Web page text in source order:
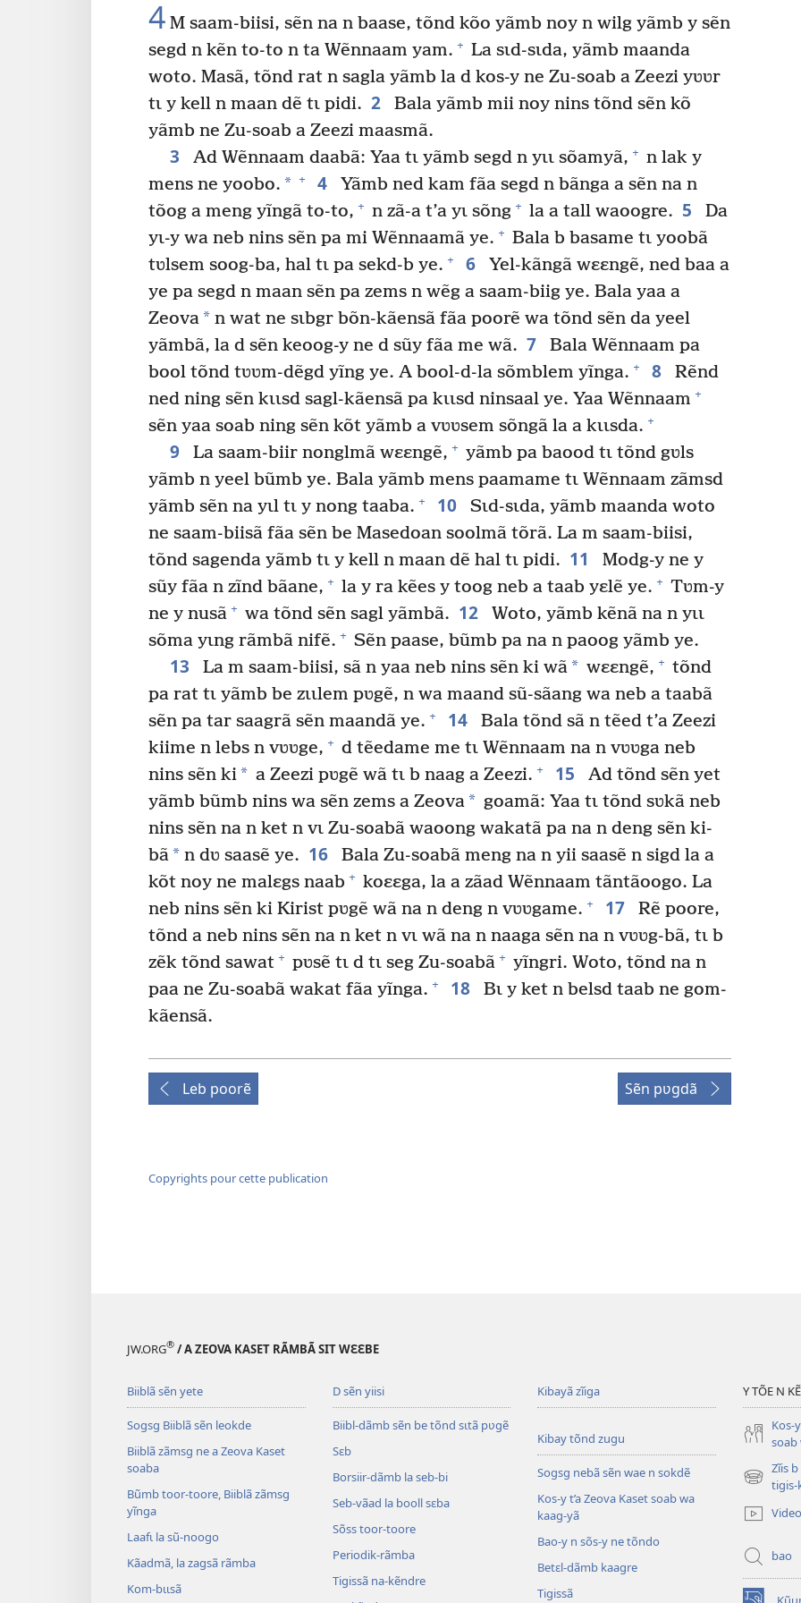
4 M saam-biisi, sẽn na n baase, tõnd kõo yãmb noy n wilg yãmb y sẽn
segd n kẽn to-to n ta Wẽnnaam yam. + La sɩd-sɩda, yãmb maanda
woto. Masã, tõnd rat n sagla yãmb la d kos-y ne Zu-soab a Zeezi yʋʋr
tɩ y kell n maan dẽ tɩ pidi. 2
Bala yãmb mii noy nins tõnd sẽn kõ
yãmb ne Zu-soab a Zeezi maasmã.
3 Ad Wẽnnaam daabã: Yaa tɩ yãmb segd n yɩɩ sõamyã, + n lak y
mens ne yoobo. * + 4
Yãmb ned kam fãa segd n bãnga a sẽn na n
tõog a meng yĩngã to-to, + n zã-a t’a yɩ sõng + la a tall waoogre. 5
Da
yɩ-y wa neb nins sẽn pa mi Wẽnnaamã ye. + Bala b basame tɩ yoobã
tʋlsem soog-ba, hal tɩ pa sekd-b ye. + 6
Yel-kãngã wɛɛngẽ, ned baa a
ye pa segd n maan sẽn pa zems n wẽg a saam-biig ye. Bala yaa a
Zeova* n wat ne sɩbgr bõn-kãensã fãa poorẽ wa tõnd sẽn da yeel
yãmbã, la d sẽn keoog-y ne d sũy fãa me wã. 7
Bala Wẽnnaam pa
bool tõnd tʋʋm-dẽgd yĩng ye. A bool-d-la sõmblem yĩnga. + 8
Rẽnd
ned ning sẽn kɩɩsd sagl-kãensã pa kɩɩsd ninsaal ye. Yaa Wẽnnaam +
sẽn yaa soab ning sẽn kõt yãmb a vʋʋsem sõngã la a kɩɩsda. +
9 La saam-biir nonglmã wɛɛngẽ, + yãmb pa baood tɩ tõnd gʋls
yãmb n yeel bũmb ye. Bala yãmb mens paamame tɩ Wẽnnaam zãmsd
yãmb sẽn na yɩl tɩ y nong taaba. + 10
Sɩd-sɩda, yãmb maanda woto
ne saam-biisã fãa sẽn be Masedoan soolmã tõrã. La m saam-biisi,
tõnd sagenda yãmb tɩ y kell n maan dẽ hal tɩ pidi. 11
Modg-y ne y
sũy fãa n zĩnd bãane, + la y ra kẽes y toog neb a taab yɛlẽ ye. + Tʋm-y
ne y nusã + wa tõnd sẽn sagl yãmbã. 12
Woto, yãmb kẽnã na n yɩɩ
sõma yɩng rãmbã nifẽ. + Sẽn paase, bũmb pa na n paoog yãmb ye.
13 La m saam-biisi, sã n yaa neb nins sẽn ki wã* wɛɛngẽ, + tõnd
pa rat tɩ yãmb be zɩɩlem pʋgẽ, n wa maand sũ-sãang wa neb a taabã
sẽn pa tar saagrã sẽn maandã ye. + 14
Bala tõnd sã n tẽed t’a Zeezi
kiime n lebs n vʋʋge, + d tẽedame me tɩ Wẽnnaam na n vʋʋga neb
nins sẽn ki* a Zeezi pʋgẽ wã tɩ b naag a Zeezi. + 15
Ad tõnd sẽn yet
yãmb bũmb nins wa sẽn zems a Zeova* goamã: Yaa tɩ tõnd sʋkã neb
nins sẽn na n ket n vɩ Zu-soabã waoong wakatã pa na n deng sẽn ki-
bã* n dʋ saasẽ ye. 16
Bala Zu-soabã meng na n yii saasẽ n sigd la a
kõt noy ne malɛgs naab + koɛɛga, la a zãad Wẽnnaam tãntãoogo. La
neb nins sẽn ki Kirist pʋgẽ wã na n deng n vʋʋgame. + 17
Rẽ poore,
tõnd a neb nins sẽn na n ket n vɩ wã na n naaga sẽn na n vʋʋg-bã, tɩ b
zẽk tõnd sawat + pʋsẽ tɩ d tɩ seg Zu-soabã + yĩngri. Woto, tõnd na n
paa ne Zu-soabã wakat fãa yĩnga. + 18
Bɩ y ket n belsd taab ne gom-
kãensã.
Leb poorẽ Sẽn pʋgdã
Copyrights pour cette publication
JW.ORG® / A ZEOVA KASET RÃMBÃ SIT WƐƐBE
Biiblã sẽn yete
Sogsg Biiblã sẽn leokde
Biiblã zãmsg ne a Zeova Kaset
soaba
Bũmb toor-toore, Biiblã zãmsg
yĩnga
Laafɩ la sũ-noogo
Kãadmã, la zagsã rãmba
Kom-bɩɩsã
D sẽn yiisi
Biibl-dãmb sẽn be tõnd sɩtã pʋgẽ
Sɛb
Borsiir-dãmb la seb-bi
Seb-vãad la booll sɛba
Sõss toor-toore
Periodik-rãmba
Tigissã na-kẽndre
Kibayã zĩiga
Kibay tõnd zugu
Sogsg nebã sẽn wae n sokdẽ
Kos-y t’a Zeova Kaset soab wa
kaag-yã
Bao-y n sõs-y ne tõndo
Betɛl-dãmb kaagre
Tigissã
Y TÕE N
Kos-
soab
Zĩis
tigis-
(ouvre
nouvelle
bao